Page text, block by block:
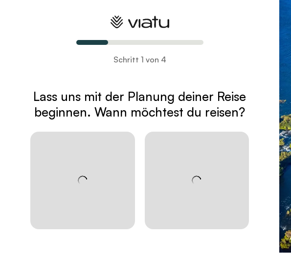
Schritt 1 von 4
Lass uns mit der Planung deiner Reise
beginnen. Wann möchtest du reisen?